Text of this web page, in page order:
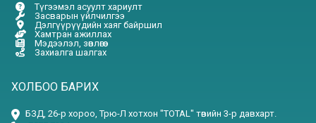
Түгээмэл асуулт хариулт
Засварын үйлчилгээ
Дэлгүүрүүдийн хаяг байршил
Хамтран ажиллах
Мэдээлэл, зөвлөгөө
Захиалга шалгах
ХОЛБОО БАРИХ
БЗД, 26-р хороо, Трю-Л хотхон "TOTAL" төвийн 3-р давхарт.